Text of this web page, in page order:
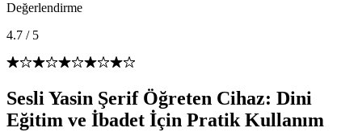
Değerlendirme
4.7 / 5
Sesli Yasin Şerif Öğreten Cihaz: Dini
Eğitim ve İbadet İçin Pratik Kullanım